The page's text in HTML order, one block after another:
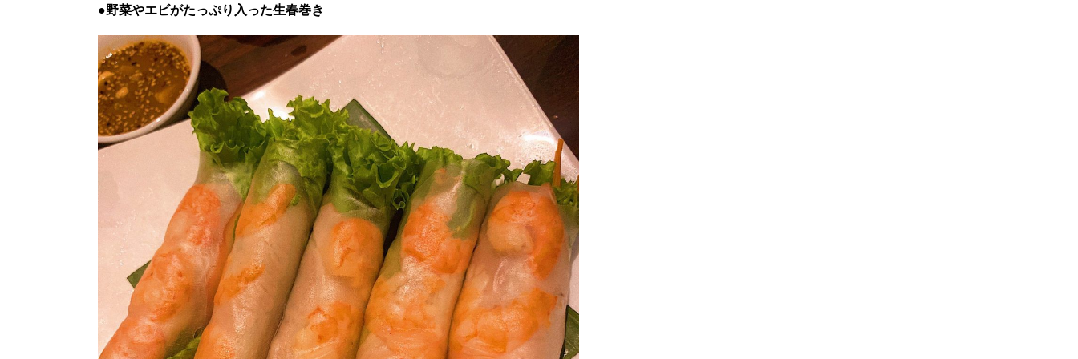
●野菜やエビがたっぷり入った生春巻き